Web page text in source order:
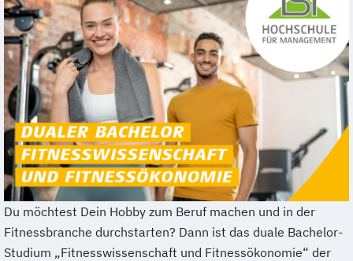
Du möchtest Dein Hobby zum Beruf machen und in der
Fitnessbranche durchstarten? Dann ist das duale Bachelor-
Studium „Fitnesswissenschaft und Fitnessökonomie“ der